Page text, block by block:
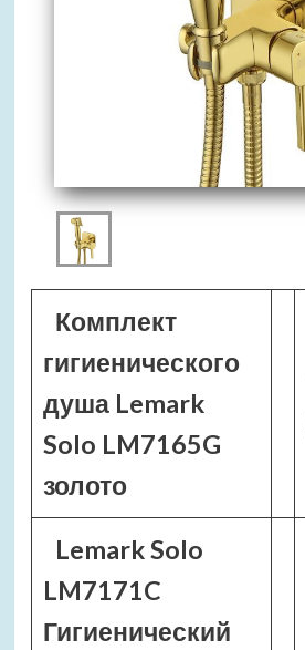
Комплект
гигиенического
душа Lemark
Solo LM7165G
золото
Lemark Solo
LM7171C
Гигиенический